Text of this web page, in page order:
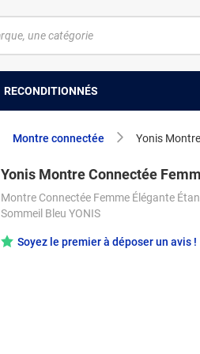
RECONDITIONNÉS
Montre connectée Yonis
Yonis Montre Connectée
Montre Connectée Femme Élégante
Sommeil Bleu YONIS
Soyez le premier à déposer un avis !